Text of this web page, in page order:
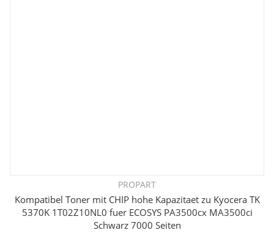
PROPART
Kompatibel Toner mit CHIP hohe Kapazitaet zu Kyocera TK
5370K 1T02Z10NL0 fuer ECOSYS PA3500cx MA3500ci
Schwarz 7000 Seiten